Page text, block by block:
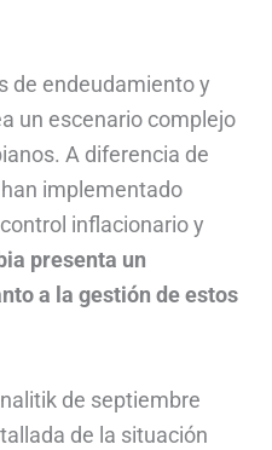
de endeudamiento y
un escenario complejo
A diferencia de
implementado
inflacionario y
presenta un
a la gestión de estos
de septiembre
de la situación